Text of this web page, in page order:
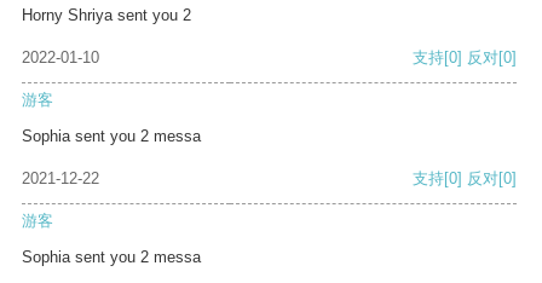
Horny Shriya sent you 2
2022-01-10 支持[0] 反对[0]
游客
Sophia sent you 2 messa
2021-12-22 支持[0] 反对[0]
游客
Sophia sent you 2 messa